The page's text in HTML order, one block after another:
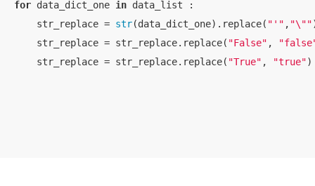
for data_dict_one in data_list :
    str_replace =
str(data_dict_one).replace( "'" , "\""
    str_replace = str_replace.replace(
"False" ,
    str_replace = str_replace.replace(
"True" , "true"